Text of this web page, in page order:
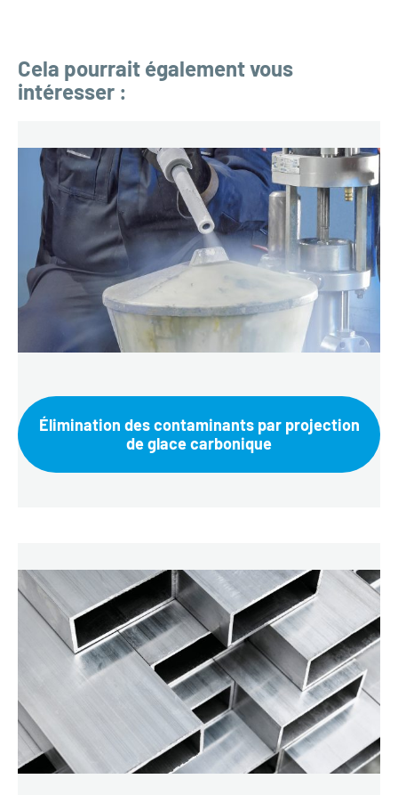
Cela pourrait également vous
intéresser :
Élimination des contaminants par projection
de glace carbonique